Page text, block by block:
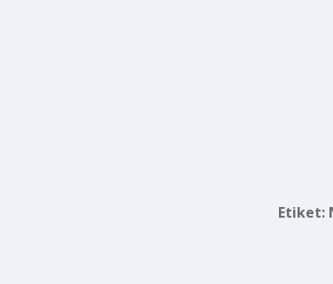
Etiket: